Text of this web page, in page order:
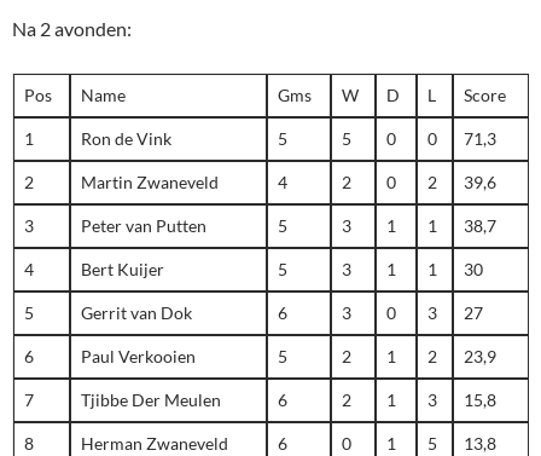
Na 2 avonden:
Pos Name Gms W D L Score
1 Ron de Vink 5 5 0 0 71,3
2 Martin Zwaneveld 4 2 0 2 39,6
3 Peter van Putten 5 3 1 1 38,7
4 Bert Kuijer 5 3 1 1 30
5 Gerrit van Dok 6 3 0 3 27
6 Paul Verkooien 5 2 1 2 23,9
7 Tjibbe Der Meulen 6 2 1 3 15,8
8 Herman Zwaneveld 6 0 1 5 13,8